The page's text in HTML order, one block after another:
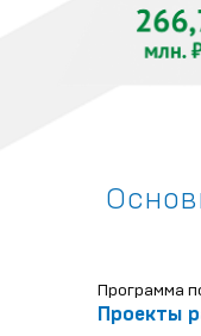
Программа
Проекты